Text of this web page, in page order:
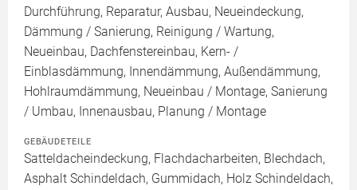
Durchführung, Reparatur, Ausbau, Neueindeckung,
Dämmung / Sanierung, Reinigung / Wartung,
Neueinbau, Dachfenstereinbau, Kern- /
Einblasdämmung, Innendämmung, Außendämmung,
Hohlraumdämmung, Neueinbau / Montage, Sanierung
/ Umbau, Innenausbau, Planung / Montage
GEBÄUDETEILE
Satteldacheindeckung, Flachdacharbeiten, Blechdach,
Asphalt Schindeldach, Gummidach, Holz Schindeldach,